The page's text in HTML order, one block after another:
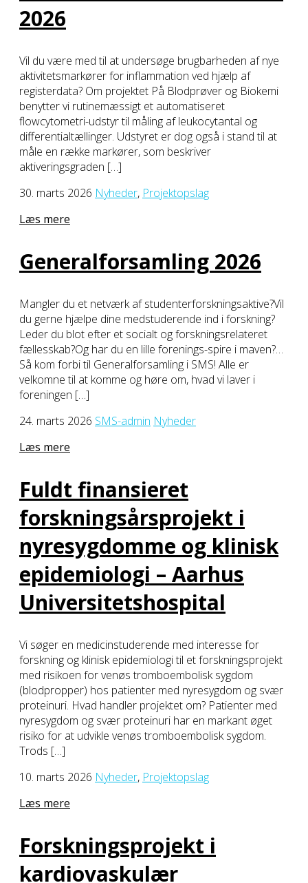
2026
Vil du være med til at undersøge brugbarheden af nye
aktivitetsmarkører for inflammation ved hjælp af
registerdata? Om projektet På Blodprøver og Biokemi
benytter vi rutinemæssigt et automatiseret
flowcytometri-udstyr til måling af leukocytantal og
differentialtællinger. Udstyret er dog også i stand til at
måle en række markører, som beskriver
aktiveringsgraden […]
30. marts 2026 Nyheder, Projektopslag
Læs mere
Generalforsamling 2026
Mangler du et netværk af studenterforskningsaktive?Vil
du gerne hjælpe dine medstuderende ind i forskning?
Leder du blot efter et socialt og forskningsrelateret
fællesskab?Og har du en lille forenings-spire i maven?…
Så kom forbi til Generalforsamling i SMS! Alle er
velkomne til at komme og høre om, hvad vi laver i
foreningen […]
24. marts 2026 SMS-admin Nyheder
Læs mere
Fuldt finansieret
forskningsårsprojekt i
nyresygdomme og klinisk
epidemiologi – Aarhus
Universitetshospital
Vi søger en medicinstuderende med interesse for
forskning og klinisk epidemiologi til et forskningsprojekt
med risikoen for venøs tromboembolisk sygdom
(blodpropper) hos patienter med nyresygdom og svær
proteinuri. Hvad handler projektet om? Patienter med
nyresygdom og svær proteinuri har en markant øget
risiko for at udvikle venøs tromboembolisk sygdom.
Trods […]
10. marts 2026 Nyheder, Projektopslag
Læs mere
Forskningsprojekt i
kardiovaskulær